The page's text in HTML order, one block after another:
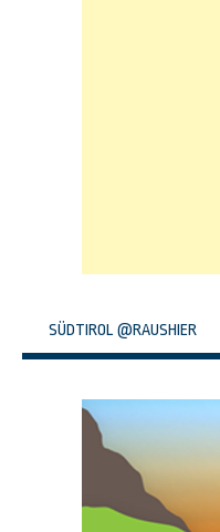
SÜDTIROL @RAUSHIER